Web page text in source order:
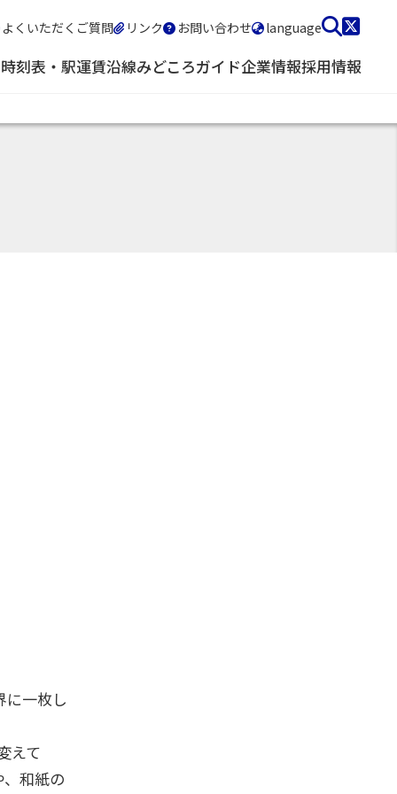
よくいただくご質問 リンク お問い合わせ language
刻表・駅運賃沿線みどころガイド企業情報採用情報
に一枚し
えて
和紙の